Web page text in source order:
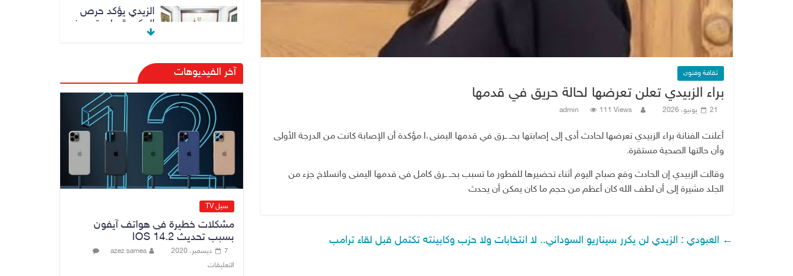
ثقافة وفنون
براء الزبيدي تعلن تعرضها لحالة حريق في قدمها
21 يونيو، 2026 admin 111 Views
أعلنت الفنانة براء الزبيدي تعرضها لحادث أدى إلى إصابتها بحــ ــرق في قدمها اليمنى،ا مؤكدة أن الإصابة كانت من الدرجة الأولى
وأن حالتها الصحية مستقرة.
وقالت الزبيدي إن الحادث وقع صباح اليوم أثناء تحضيرها للفطور ما تسبب بحــ ــرق كامل في قدمها اليمنى وانسلاخ جزء من
الجلد مشيرة إلى أن لطف الله كان أعظم من حجم ما كان يمكن أن يحدث
← العبودي : الزيدي لن يكرر سيناريو السوداني.. لا انتخابات ولا حزب وكابينته تكتمل قبل لقاء ترامب
الزيدي يؤكد حرص
الحكومة على ترسيخ
علاقات التعاون مع
No Comment
وزارة الداخلية:
الحدود العراقية
تشهد مستوى عالياً
من الأمن والاستقرار
موظفي بلدية
الناصرية ومعقبين
ضبطت بحوزتهم
مستندات وأختام
مزورة
آخر الفيديوهات
سيل TV
مشكلات خطيرة فى هواتف آيفون
بسبب تحديث IOS 14.2
7 ديسمبر، 2020
azez samea
التعليقات